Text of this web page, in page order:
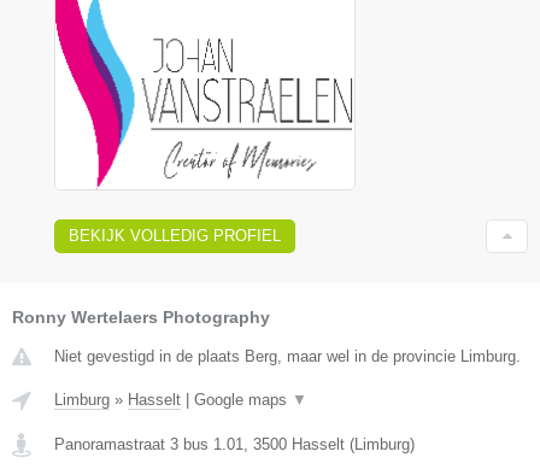
BEKIJK VOLLEDIG PROFIEL
Ronny Wertelaers Photography
Niet gevestigd in de plaats Berg, maar wel in de provincie Limburg.
Limburg » Hasselt Google maps ▼
Panoramastraat 3 bus 1.01, 3500 Hasselt (Limburg)